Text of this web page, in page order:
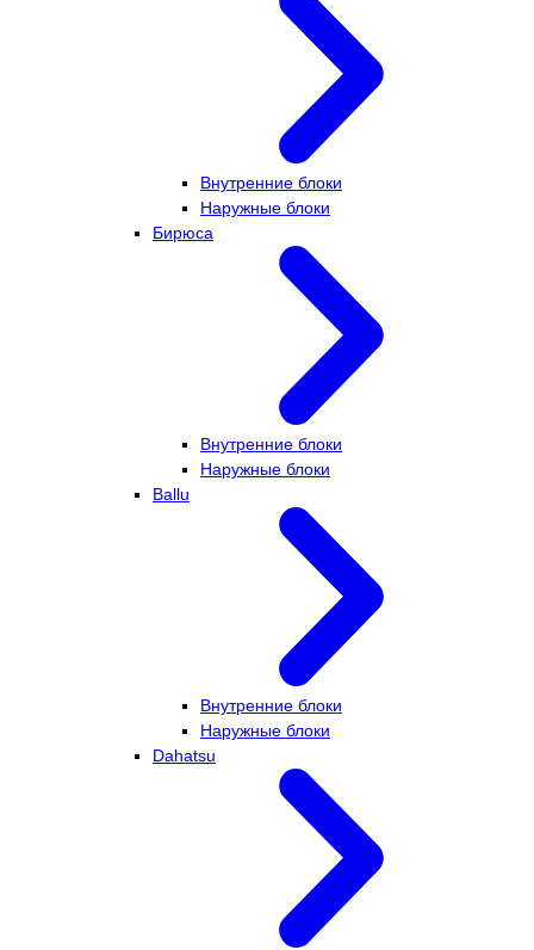
Внутренние блоки
Наружные блоки
Бирюса
Внутренние блоки
Наружные блоки
Ballu
Внутренние блоки
Наружные блоки
Dahatsu